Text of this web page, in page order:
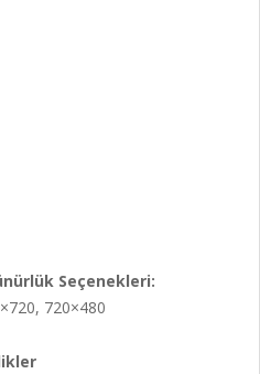
Seçenekleri:
720×480